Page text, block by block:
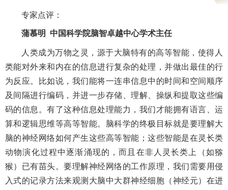
专家点评：
蒲慕明 中国科学院脑智卓越中心学术主任
人类成为万物之灵，源于大脑特有的高等智能，使得人
类能对外来和内在的信息进行复杂的处理，并做出最佳的行
为反应。比如说，我们能将一连串信息中的时间和空间顺序
及间隔进行编码，并进一步存储、理解、操纵和提取这些编
码的信息。有了这种信息处理能力，我们才能拥有语言、运
算和逻辑思维等高等智能。脑科学的终极目标就是要理解大
脑的神经网络如何产生这些高等智能；这些智能是在灵长类
动物演化过程中逐渐涌现的，而且在非人灵长类上（如猕
猴）已有苗头。要理解神经网络的工作原理，我们需要用侵
入式的记录方法来观测大脑中大群神经细胞（神经元）在进